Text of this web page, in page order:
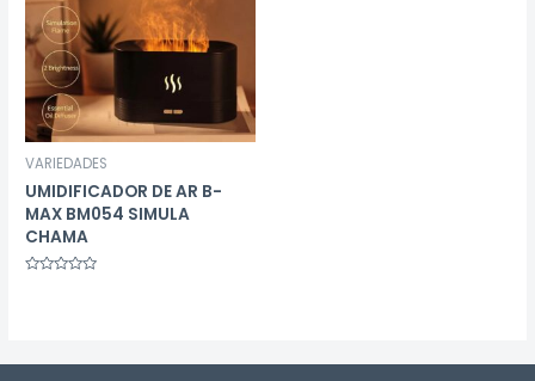
VARIEDADES
UMIDIFICADOR DE AR B-
MAX BM054 SIMULA
CHAMA